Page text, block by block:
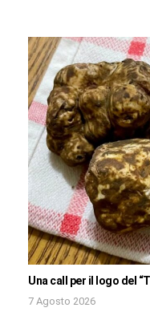
Una call per il logo del
7 Agosto 2026